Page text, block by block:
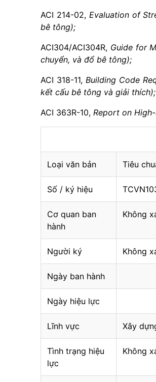
ACI 214-02, Evaluation ofS
bê tông);
ACI304/ACI304R, Guide for
chuyển, và đổ bê tông);
ACI 318-11, Building Code
kết cấu bê tông và giải thích);
ACI 363R-10, Report on
Loại văn bản Tiêu
Số / ký hiệu
Cơ quan ban
hành
Không
Người ký Không
Ngày ban hành
Ngày hiệu lực
Lĩnh vực Xây
Tình trạng hiệu
lực
Không